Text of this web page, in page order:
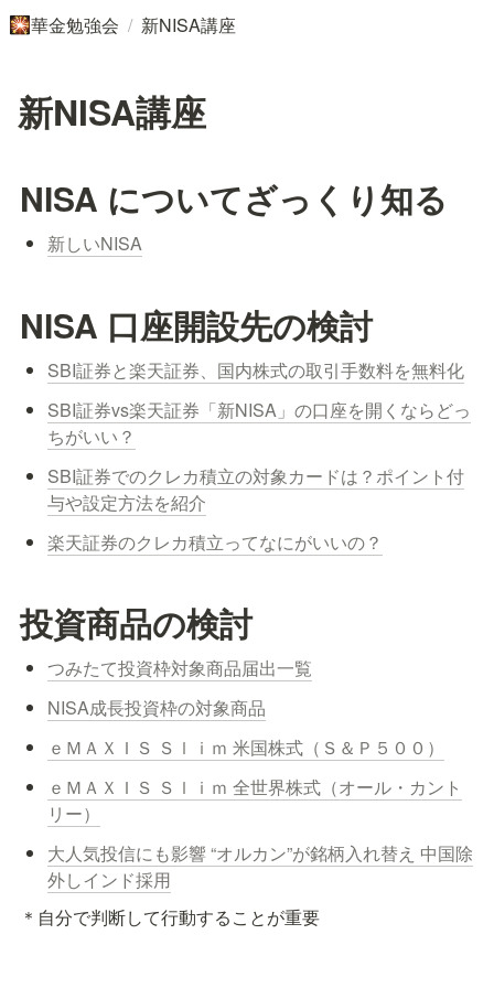
🎇華金勉強会 / 新NISA講座
新NISA講座
NISA についてざっくり知る
新しいNISA
NISA 口座開設先の検討
SBI証券と楽天証券、国内株式の取引手数料を無料化
SBI証券vs楽天証券「新NISA」の口座を開くならどっ
ちがいい？
SBI証券でのクレカ積立の対象カードは？ポイント付
与や設定方法を紹介
楽天証券のクレカ積立ってなにがいいの？
投資商品の検討
つみたて投資枠対象商品届出一覧
NISA成長投資枠の対象商品
ｅＭＡＸＩＳ Ｓｌｉｍ 米国株式（Ｓ＆Ｐ５００）
ｅＭＡＸＩＳ Ｓｌｉｍ 全世界株式（オール・カント
リー）
大人気投信にも影響 “オルカン”が銘柄入れ替え 中国除
外しインド採用
＊自分で判断して行動することが重要